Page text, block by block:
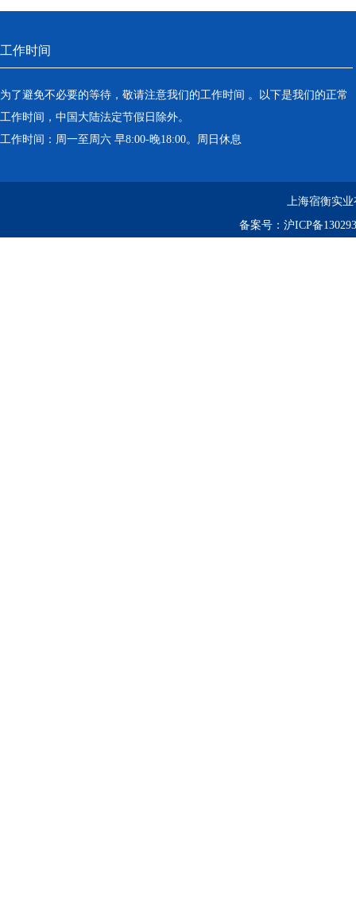
工作时间
为了避免不必要的等待，敬请注意我们的工作时间 。以下是我们的正常
工作时间，中国大陆法定节假日除外。
工作时间：周一至周六 早8:00-晚18:00。周日休息
上海宿衡实
备案号： 沪ICP备